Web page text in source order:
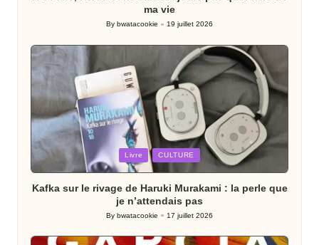
ma vie
Posted
By bwatacookie 19 juillet 2026
Posted
Livre CULTURE
Kafka sur le rivage de Haruki Murakami : la perle que
je n’attendais pas
Posted
By bwatacookie 17 juillet 2026